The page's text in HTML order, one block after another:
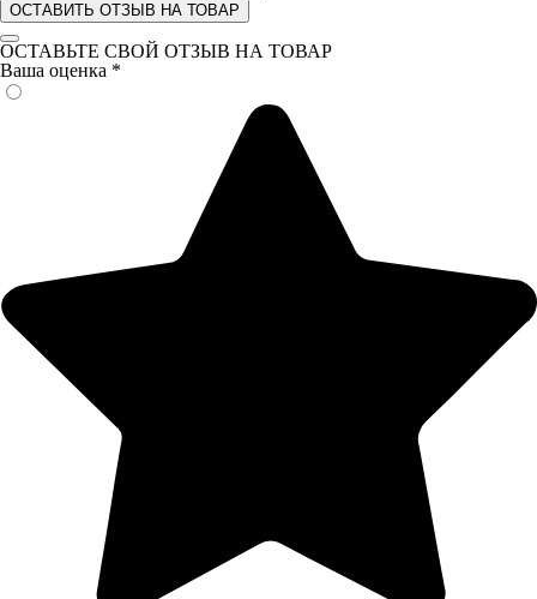
ОСТАВИТЬ ОТЗЫВ НА ТОВАР
ОСТАВЬТЕ СВОЙ ОТЗЫВ НА ТОВАР
Ваша оценка *